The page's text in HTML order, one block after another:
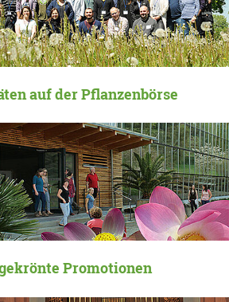
auf der Pflanzenbörse
Promotionen